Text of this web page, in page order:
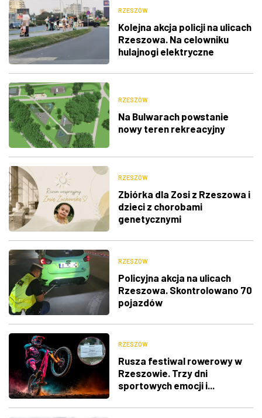
RZESZÓW
Kolejna akcja policji na ulicach
Rzeszowa. Na celowniku
hulajnogi elektryczne
RZESZÓW
Na Bulwarach powstanie
nowy teren rekreacyjny
RZESZÓW
Zbiórka dla Zosi z Rzeszowa i
dzieci z chorobami
genetycznymi
RZESZÓW
Policyjna akcja na ulicach
Rzeszowa. Skontrolowano 70
pojazdów
RZESZÓW
Rusza festiwal rowerowy w
Rzeszowie. Trzy dni
sportowych emocji i...